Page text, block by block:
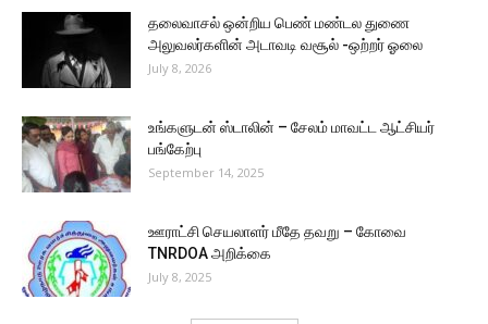
தலைவாசல் ஒன்றிய பெண் மண்டல துணை
அலுவலர்களின் அடாவடி வசூல் -ஒற்றர் ஓலை
July 8, 2026
உங்களுடன் ஸ்டாலின் – சேலம் மாவட்ட ஆட்சியர்
பங்கேற்பு
September 14, 2025
ஊராட்சி செயலாளர் மீதே தவறு – கோவை
TNRDOA அறிக்கை
July 8, 2025